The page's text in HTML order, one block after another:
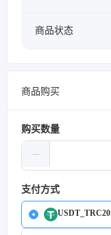
商品状态
商品购买
购买数量
支付方式
USDT_TRC20